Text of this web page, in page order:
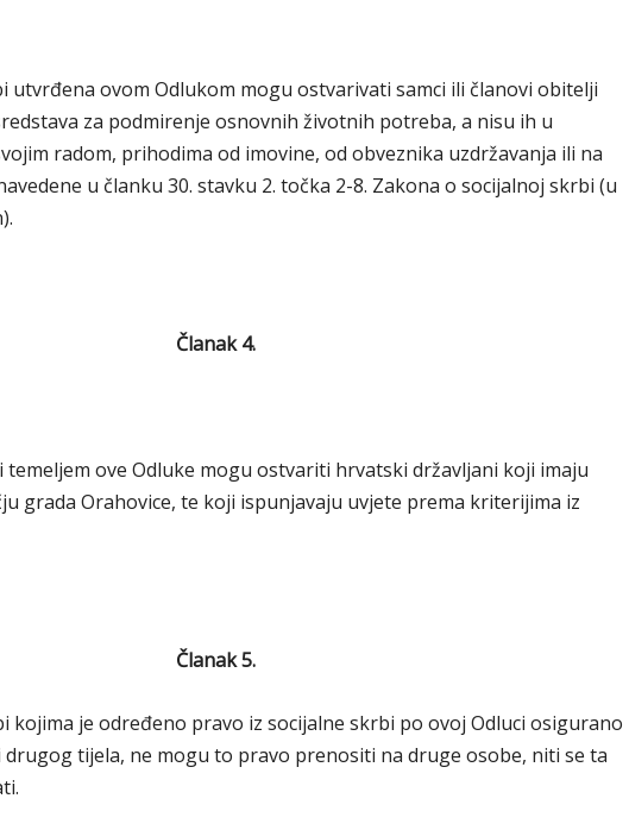
utvrđena ovom Odlukom mogu ostvarivati samci ili članovi obitelji
za podmirenje osnovnih životnih potreba, a nisu ih u
radom, prihodima od imovine, od obveznika uzdržavanja ili na
u članku 30. stavku 2. točka 2-8. Zakona o socijalnoj skrbi (u
Članak 4.
temeljem ove Odluke mogu ostvariti hrvatski državljani koji imaju
grada Orahovice, te koji ispunjavaju uvjete prema kriterijima iz
Članak 5.
kojima je određeno pravo iz socijalne skrbi po ovoj Odluci osigurano
tijela, ne mogu to pravo prenositi na druge osobe, niti se ta